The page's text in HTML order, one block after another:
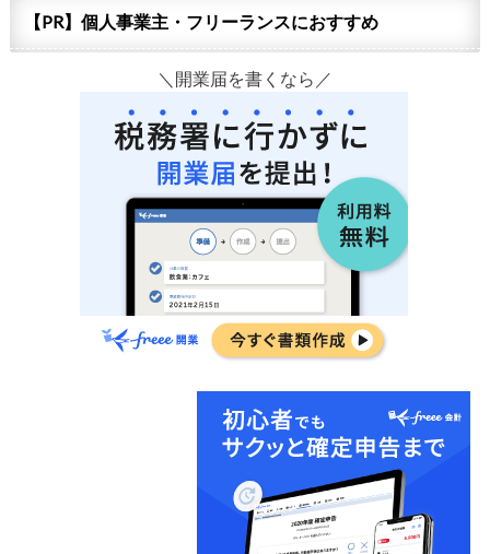
【PR】個人事業主・フリーランスにおすすめ
＼開業届を書くなら／